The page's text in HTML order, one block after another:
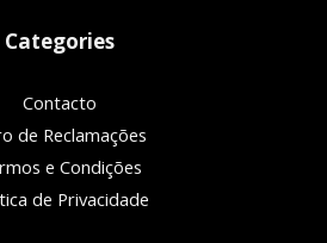
Categories
Contacto
de Reclamações
e Condições
de Privacidade